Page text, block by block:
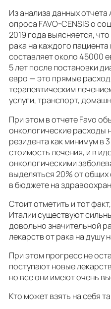
Из анализа данных отчета
опроса FAVO-CENSIS о
2019 года выясняется,
рака на каждого
составляет около 45000
5 лет после постановки
евро — это прямые
терапевтическим
услуги, транспорт,
При этом в отчете Favo
онкологические расходы
резидента как минимум в
стоимость лечения, и в
онкологическими
выделяться 20% от
в бюджете на
Стоит отметить и тот
Италии существуют
довольно значительной
лекарств от рака на душу
При этом прогресс не
поступают новые
но все они имеют очень
Кто может взять на себя